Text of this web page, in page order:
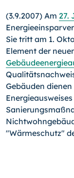
(3.9.2007) Am 27.
Sie tritt am 1.
Element der
Gebäuden
"Wärmeschutz"